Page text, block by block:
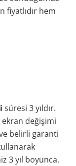
fiyatlıdır hem
süresi 3 yıldır.
değişimi
belirli garanti
3 yıl boyunca.